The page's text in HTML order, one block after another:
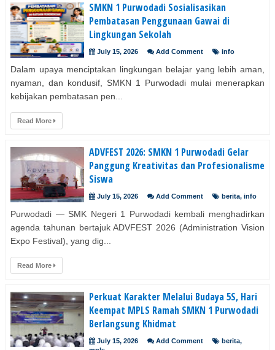
SMKN 1 Purwodadi Sosialisasikan
Pembatasan Penggunaan Gawai di
Lingkungan Sekolah
July 15, 2026 Add Comment info
Dalam upaya menciptakan lingkungan belajar yang lebih aman,
nyaman, dan kondusif, SMKN 1 Purwodadi mulai menerapkan
kebijakan pembatasan pen...
Read More
ADVFEST 2026: SMKN 1 Purwodadi Gelar
Panggung Kreativitas dan Profesionalisme
Siswa
July 15, 2026 Add Comment berita, info
Purwodadi — SMK Negeri 1 Purwodadi kembali menghadirkan
agenda tahunan bertajuk ADVFEST 2026 (Administration Vision
Expo Festival), yang dig...
Read More
Perkuat Karakter Melalui Budaya 5S, Hari
Keempat MPLS Ramah SMKN 1 Purwodadi
Berlangsung Khidmat
July 15, 2026 Add Comment berita,